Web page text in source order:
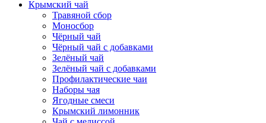
Крымский чай
Травяной сбор
Моносбор
Чёрный чай
Чёрный чай с добавками
Зелёный чай
Зелёный чай с добавками
Профилактические чаи
Наборы чая
Ягодные смеси
Крымский лимонник